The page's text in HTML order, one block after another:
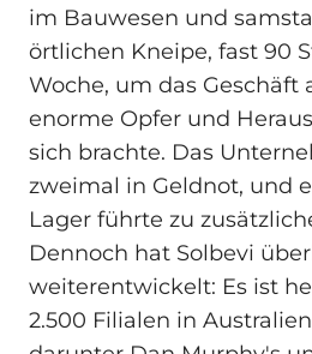
im Bauwesen und
örtlichen Kneipe, fast 90
Woche, um das Geschäft
enorme Opfer und
sich brachte. Das
zweimal in Geldnot, und
Lager führte zu
Dennoch hat Solbevi
weiterentwickelt: Es ist
2.500 Filialen in